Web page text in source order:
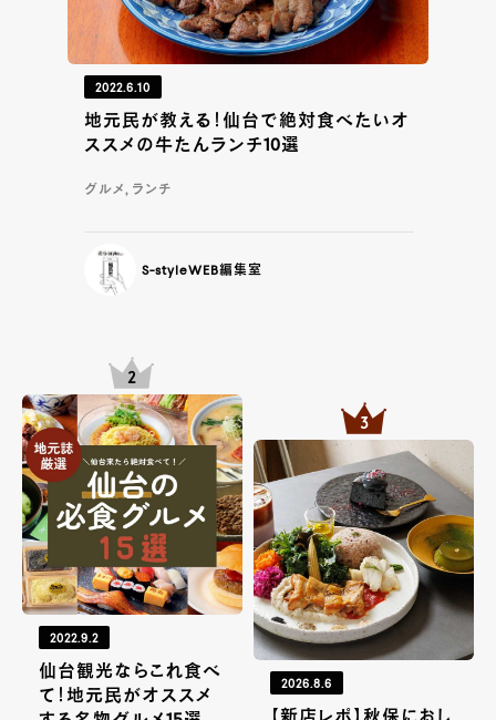
2022.6.10
地元民が教える！仙台で絶対食べたいオ
ススメの牛たんランチ10選
グルメ, ランチ
S-styleWEB編集室
2022.9.2
仙台観光ならこれ食べ
て！地元民がオススメ
2026.8.6